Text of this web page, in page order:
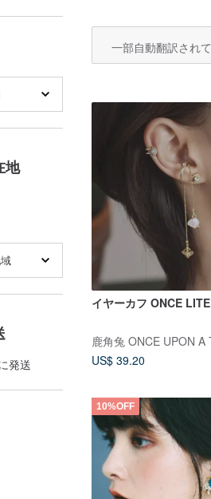
地
発送
一部自動翻訳され
イヤーカフ ONCE LITE
鹿角兔 ONCE UPON A
US$ 39.20
10%OFF